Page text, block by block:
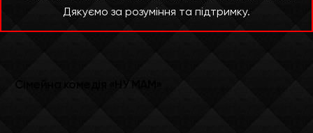
Дякуємо за розуміння та підтримку.